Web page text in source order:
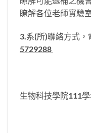
瞭解各位老師實驗
3.系(所)聯絡方式，
5729288
生物科技學院111